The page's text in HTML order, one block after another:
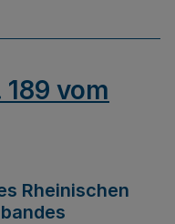
vom
Rheinischen